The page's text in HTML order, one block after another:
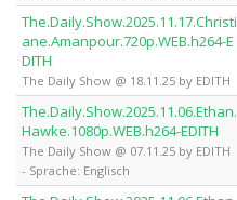
The.Daily.Show.2025.11.17.Christi
ane.Amanpour.720p.WEB.h264-E
DITH
The Daily Show @ 18.11.25 by EDITH
The.Daily.Show.2025.11.06.Ethan.
Hawke.1080p.WEB.h264-EDITH
The Daily Show @ 07.11.25 by EDITH
- Sprache: Englisch